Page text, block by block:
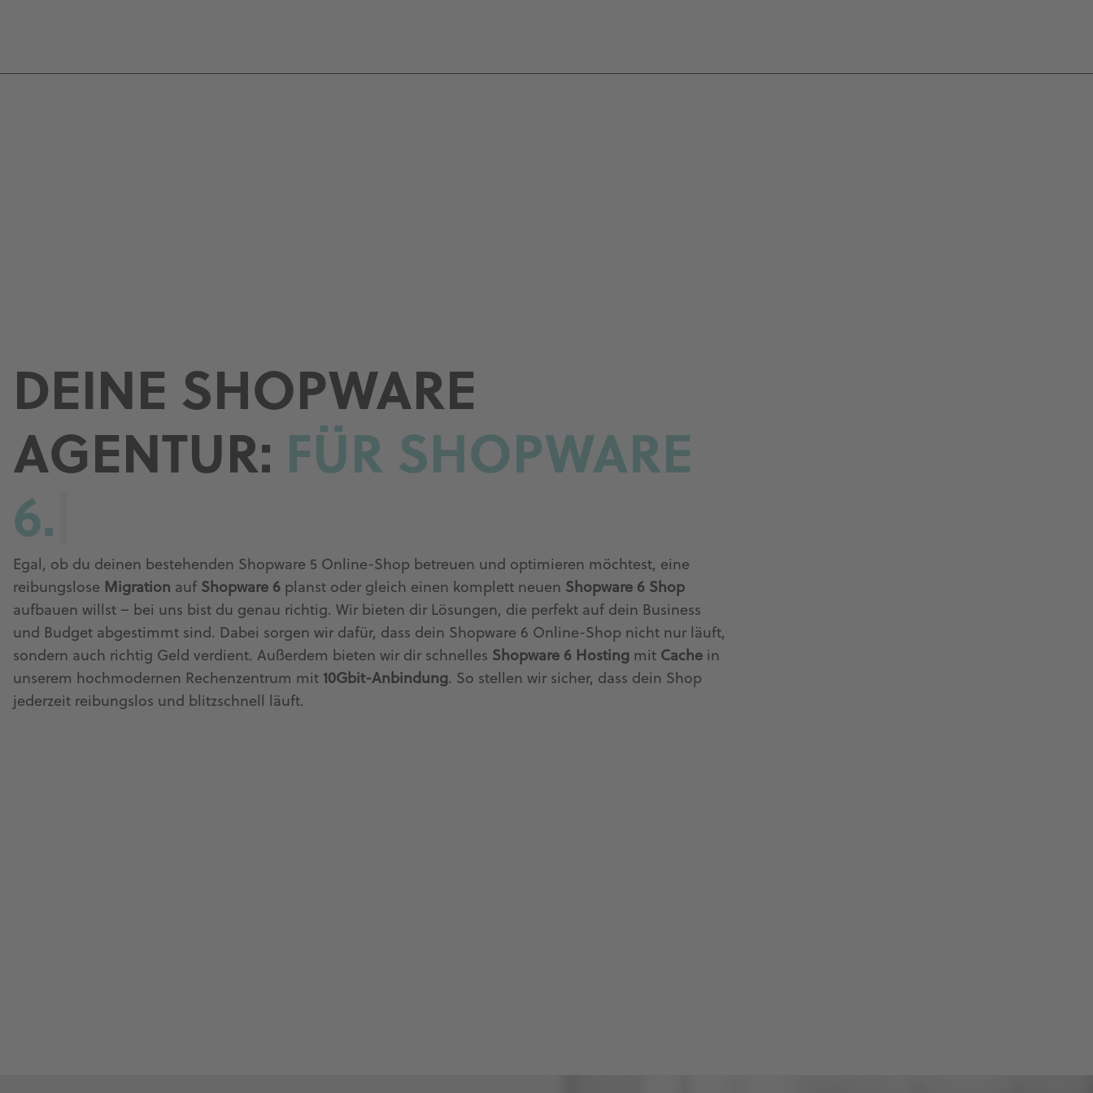
DEINE SHOPWARE
AGENTUR: FÜR SHOPWARE
6.
Egal, ob du deinen bestehenden Shopware 5 Online-Shop betreuen und optimieren möchtest, eine
reibungslose Migration auf Shopware 6 planst oder gleich einen komplett neuen Shopware 6 Shop
aufbauen willst – bei uns bist du genau richtig. Wir bieten dir Lösungen, die perfekt auf dein Business
und Budget abgestimmt sind. Dabei sorgen wir dafür, dass dein Shopware 6 Online-Shop nicht nur läuft,
sondern auch richtig Geld verdient. Außerdem bieten wir dir schnelles Shopware 6 Hosting mit Cache in
unserem hochmodernen Rechenzentrum mit 10Gbit-Anbindung. So stellen wir sicher, dass dein Shop
jederzeit reibungslos und blitzschnell läuft.